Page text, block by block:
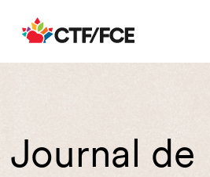
Journal de